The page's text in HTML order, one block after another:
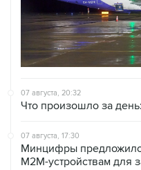
07 августа, 20:32
Что произошло за
07 августа, 17:30
Минцифры
M2M-устройствам для